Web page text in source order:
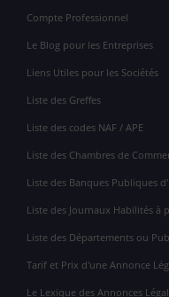
Compte Professionnel
Le Blog pour les Entreprises
Liens Utiles pour les Sociétés
Liste des Greffes
Liste des codes NAF / APE
Liste des Chambres de
Liste des Banques Publiques
Liste des Journaux Habilités à
Liste des Départements ou
Tarif et Prix d'une Annonce
Le Lexique des Annonces